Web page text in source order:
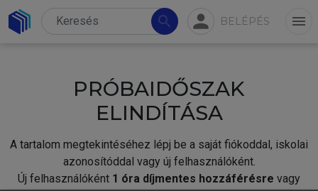
search person BELÉPÉS menu
PRÓBAIDŐSZAK
ELINDÍTÁSA
A tartalom megtekintéséhez lépj be a saját fiókoddal, iskolai
azonosítóddal vagy új felhasználóként.
Új felhasználóként 1 óra díjmentes hozzáférésre vagy